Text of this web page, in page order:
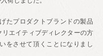
たプロダクトブランドの製品
エイティブディレクターの方
をさせて頂くことになりまし